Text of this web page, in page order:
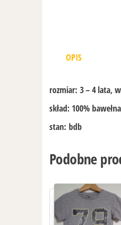
OPIS
rozmiar: 3 – 4 lata,
skład: 100% bawełna
stan: bdb
Podobne